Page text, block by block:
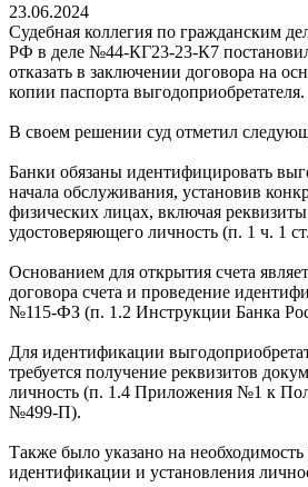
23.06.2024
Судебная коллегия по гражданским
РФ в деле №44-КГ23-23-К7
отказать в заключении договора на
копии паспорта выгодоприобретателя.
В своем решении суд отметил
Банки обязаны идентифицировать
начала обслуживания, установив
физических лицах, включая
удостоверяющего личность (п. 1 ч. 1
Основанием для открытия счета
договора счета и проведение
№115-ФЗ (п. 1.2 Инструкции Банка
Для идентификации
требуется получение реквизитов
личность (п. 1.4 Приложения №1 к
№499-П).
Также было указано на
идентификации и установления